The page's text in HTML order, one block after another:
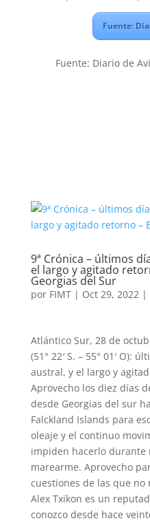
Fuente:
Fuente: Diario de
9ª Crónica – últimos
el largo y agitado
Georgias del Sur
por FIMT| Oct 29, 2022|
Atlántico Sur, 28 de
(51° 22′ S. – 55° 01′ O):
austral, y el largo y
Aprovecho los diez días
desde Georgias del sur
Falckland Islands para
oleaje y el continuo
impiden hacerlo durante
marearme. Aprovecho
cuestiones de las que
Alex Txikon es un
conozco desde hace